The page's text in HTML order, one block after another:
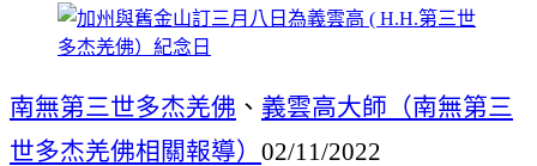
南無第三世多杰羌佛 、 義雲高大師（南無第三
世多杰羌佛相關報導） 02/11/2022